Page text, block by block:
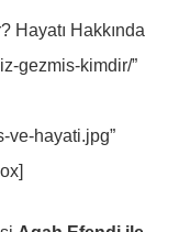
Hayatı Hakkında
gezmis-kimdir/”
ve-hayati.jpg”